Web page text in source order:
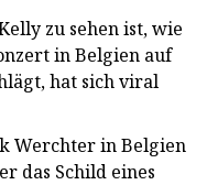
zu sehen ist, wie
in Belgien auf
hat sich viral
Werchter in Belgien
das Schild eines